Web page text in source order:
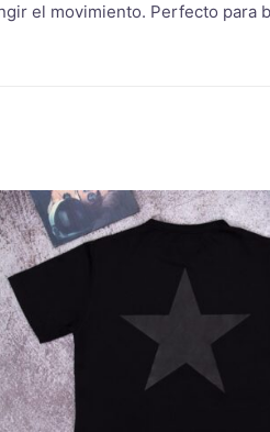
el movimiento. Perfecto para